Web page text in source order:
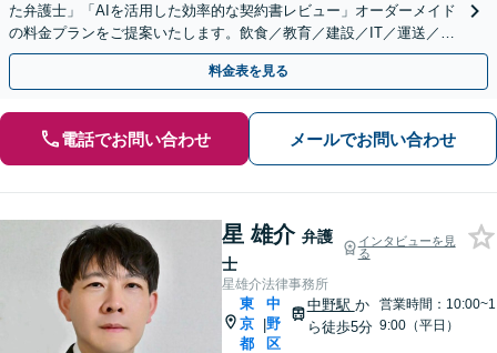
た弁護士」「AIを活用した効率的な契約書レビュー」オーダーメイド
の料金プランをご提案いたします。飲食／教育／建設／IT／運送／不
動産／メーカー／社会福祉法人など幅広い業界に対応
料金表を見る
電話でお問い合わせ メールでお問い合わせ
星 雄介 弁護
士
インタビューを見
る
星雄介法律事務所
東
京
都
|
中
野
区
中野駅 か
ら徒歩5分
営業時間：10:00~1
9:00（平日）